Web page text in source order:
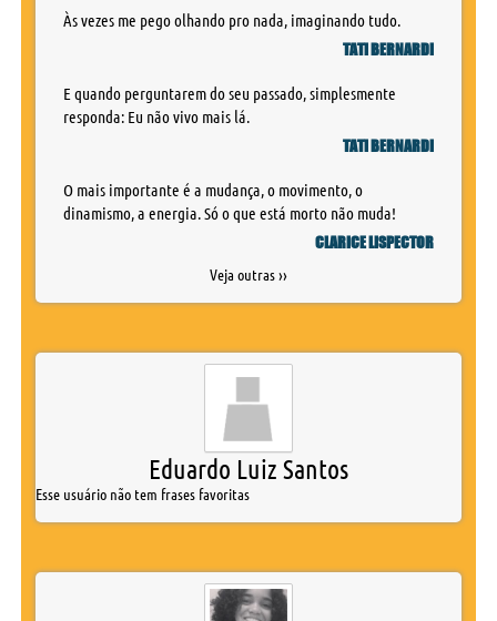
Às vezes me pego olhando pro nada, imaginando tudo.
TATI BERNARDI
E quando perguntarem do seu passado, simplesmente
responda: Eu não vivo mais lá.
TATI BERNARDI
O mais importante é a mudança, o movimento, o
dinamismo, a energia. Só o que está morto não muda!
CLARICE LISPECTOR
Veja outras ››
Eduardo Luiz Santos
Esse usuário não tem frases favoritas